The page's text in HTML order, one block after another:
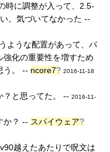
時に調整が入って、2.5-
。気づいてなかった --
ような配置があって、パ
化の重要性を増すため
う。 -- ncore7? 2016-11-18
？と思ってた。 -- 2016-11-
か？ -- スパイウェア?
越えたあたりで呪文は